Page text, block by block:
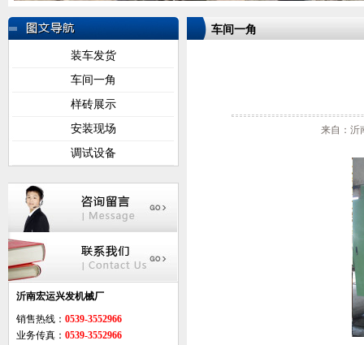
装车发货
车间一角
样砖展示
安装现场
调试设备
沂南宏运兴发机械厂
销售热线： 0539-3552966
业务传真： 0539-3552966
车间一角
来自：沂